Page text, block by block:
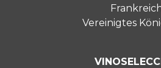
Vereinigtes